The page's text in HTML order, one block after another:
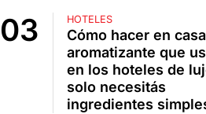
HOTELES
Cómo hacer en
aromatizante que
en los hoteles de
solo necesitás
ingredientes